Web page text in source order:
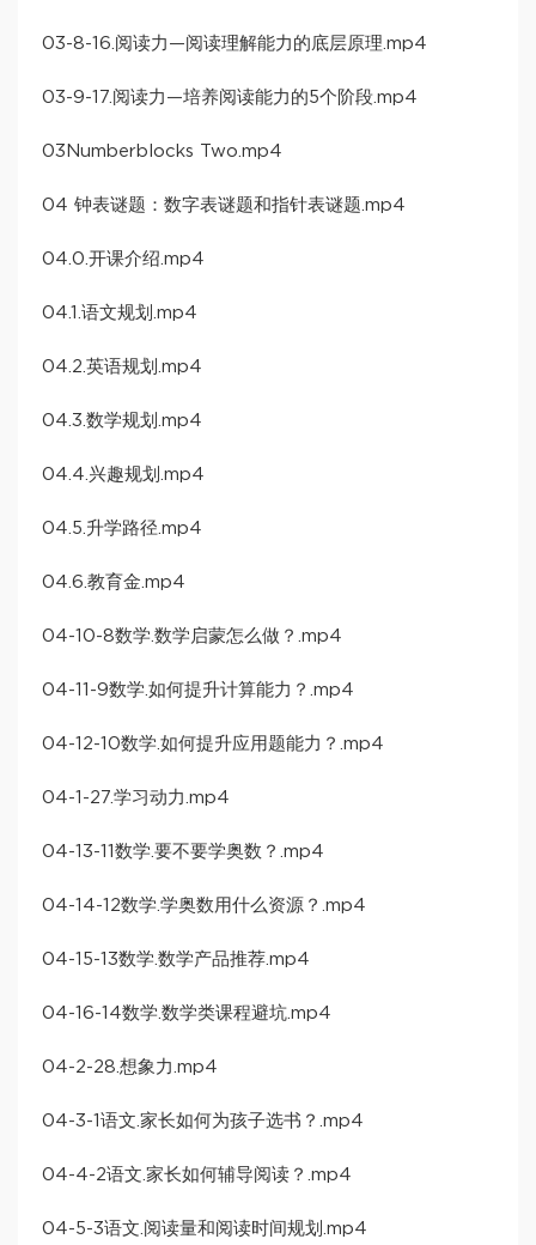
03-8-16.阅读力—阅读理解能力的底层原理.mp4
03-9-17.阅读力—培养阅读能力的5个阶段.mp4
03Numberblocks Two.mp4
04 钟表谜题：数字表谜题和指针表谜题.mp4
04.0.开课介绍.mp4
04.1.语文规划.mp4
04.2.英语规划.mp4
04.3.数学规划.mp4
04.4.兴趣规划.mp4
04.5.升学路径.mp4
04.6.教育金.mp4
04-10-8数学.数学启蒙怎么做？.mp4
04-11-9数学.如何提升计算能力？.mp4
04-12-10数学.如何提升应用题能力？.mp4
04-1-27.学习动力.mp4
04-13-11数学.要不要学奥数？.mp4
04-14-12数学.学奥数用什么资源？.mp4
04-15-13数学.数学产品推荐.mp4
04-16-14数学.数学类课程避坑.mp4
04-2-28.想象力.mp4
04-3-1语文.家长如何为孩子选书？.mp4
04-4-2语文.家长如何辅导阅读？.mp4
04-5-3语文.阅读量和阅读时间规划.mp4